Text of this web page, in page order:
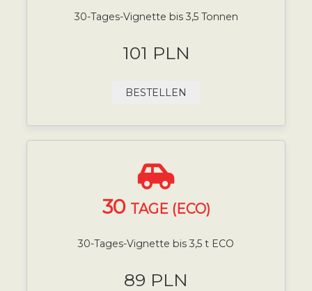
30-Tages-Vignette bis 3,5 Tonnen
101 PLN
BESTELLEN
30 TAGE (ECO)
30-Tages-Vignette bis 3,5 t ECO
89 PLN